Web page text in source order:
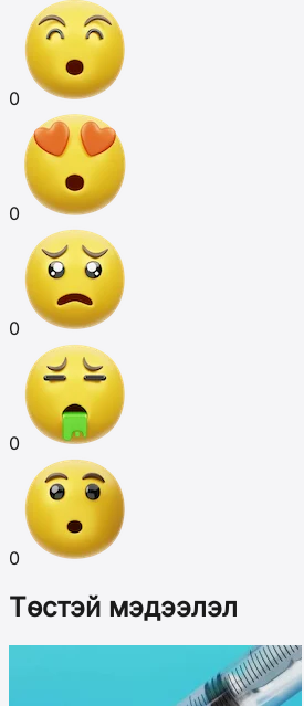
0
0
0
0
0
Төстэй мэдээлэл